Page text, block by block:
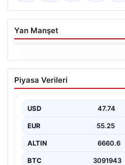
Yan Manşet
06.08.2026
Ertuğrul Özkök ifade
ucundan bile geçmez”
Piyasa Verileri
USD 47.74
EUR 55.25
ALTIN 6660.6
BTC 3091943